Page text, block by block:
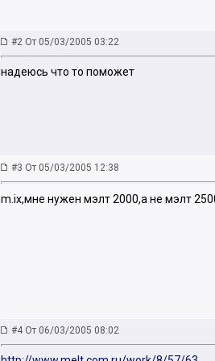
#2 От 05/03/2005 03:22
надеюсь что то поможет
#3 От 05/03/2005 12:38
m.ix,мне нужен мэлт 2000,а не мэлт
#4 От 06/03/2005 08:02